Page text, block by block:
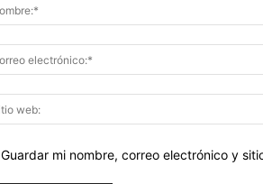
Guardar mi nombre, correo electrónico y